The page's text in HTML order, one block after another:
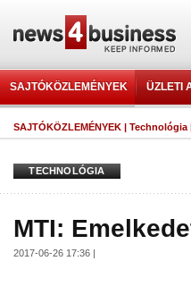
SAJTÓKÖZLEMÉNYEK ÜZLETI
SAJTÓKÖZLEMÉNYEK | Technológia
TECHNOLÓGIA
MTI:
2017-06-26 17:36 |